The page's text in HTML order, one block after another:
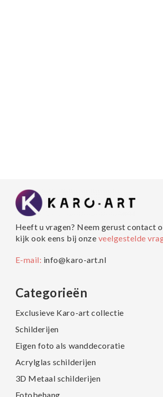
Heeft u vragen? Neem gerust contact
kijk ook eens bij onze veelgestelde
E-mail: info@karo-art.nl
Categorieën
Exclusieve Karo-art collectie
Schilderijen
Eigen foto als wanddecoratie
Acrylglas schilderijen
3D Metaal schilderijen
Fotobehang